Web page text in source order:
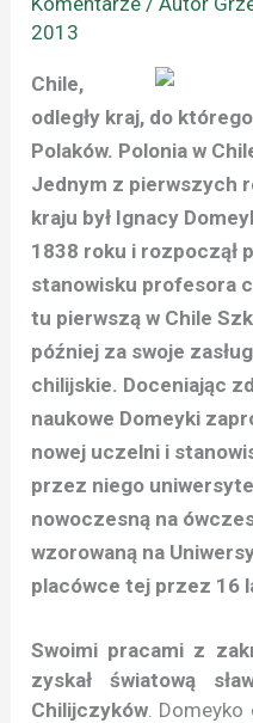
2013
Chile,
odległy kraj, do
Polaków. Polonia w
Jednym z pierwszych
kraju był Ignacy
1838 roku i rozpoczął
stanowisku profesora
tu pierwszą w Chile
później za swoje
chilijskie. Doceniając
naukowe Domeyki
nowej uczelni i
przez niego
nowoczesną na
wzorowaną na
placówce tej przez 16
Swoimi pracami z
zyskał światową
Chilijczyków .